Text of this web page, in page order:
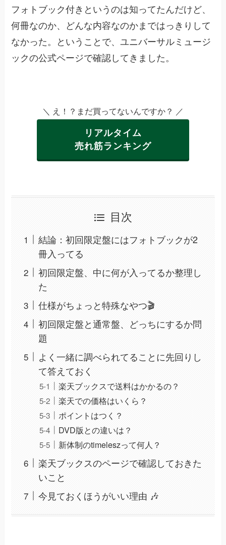
フォトブック付きというのは知ってたんだけど、
何冊なのか、どんな内容なのかまではっきりして
なかった。ということで、ユニバーサルミュージ
ックの公式ページで確認してきました。
＼ え！？まだ買ってないんですか？ ／
リアルタイム
売れ筋ランキング
目次
結論：初回限定盤にはフォトブックが2
冊入ってる
初回限定盤、中に何が入ってるか整理し
た
仕様がちょっと特殊なやつ🎬
初回限定盤と通常盤、どっちにするか問
題
よく一緒に調べられてることに先回りし
て答えておく
楽天ブックスで送料はかかるの？
楽天での価格はいくら？
ポイントはつく？
DVD版との違いは？
新体制のtimeleszって何人？
楽天ブックスのページで確認しておきた
いこと
今見ておくほうがいい理由 🎶